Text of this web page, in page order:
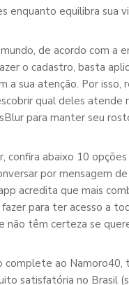
enquanto equilibra sua
de acordo com a
o cadastro, basta
a sua atenção. Por
qual deles
para manter seu
confira abaixo 10
por mensagem
acredita que mais
para ter acesso a
não têm certeza se
complete ao
satisfatória no Brasil